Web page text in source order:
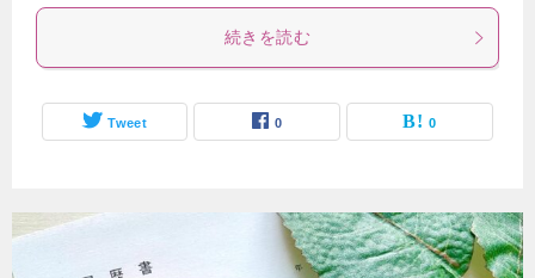
続きを読む
Tweet 0 0